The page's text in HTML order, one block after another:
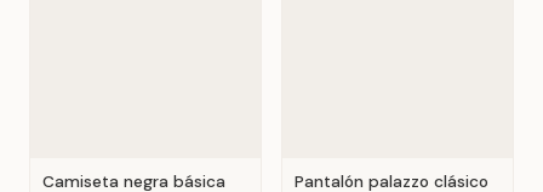
Camiseta negra básica
Pantalón palazzo clásico